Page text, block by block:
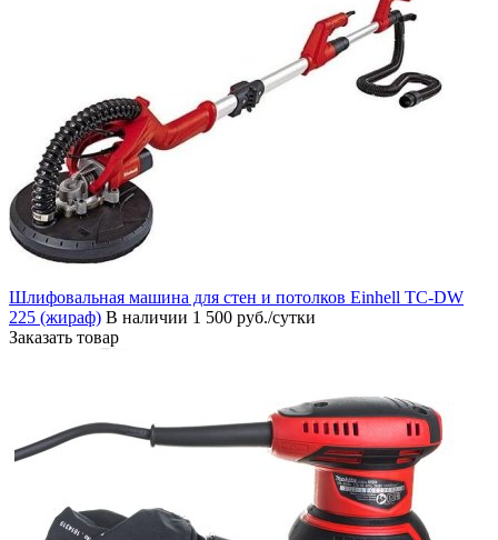
Шлифовальная машина для стен и потолков Einhell TC-DW
225 (жираф) В наличии 1 500 руб./сутки
Заказать товар